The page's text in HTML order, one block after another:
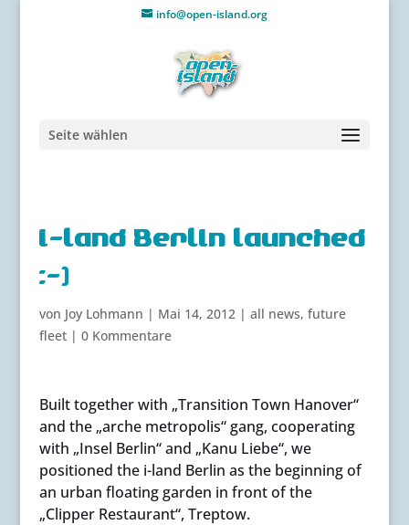
info@open-island.org
Seite wählen
i-land Berlin launched
:-)
von Joy Lohmann | Mai 14, 2012| all news, future
fleet| 0 Kommentare
Built together with „Transition Town Hanover“
and the „arche metropolis“ gang, cooperating
with „Insel Berlin“ and „Kanu Liebe“, we
positioned the i-land Berlin as the beginning of
an urban floating garden in front of the
„Clipper Restaurant“, Treptow.